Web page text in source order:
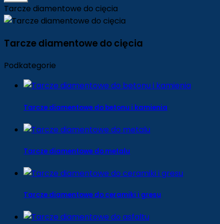
Tarcze diamentowe do cięcia
Tarcze diamentowe do cięcia
Podkategorie
Tarcze diamentowe do betonu i kamienia
Tarcze diamentowe do metalu
Tarcze diamentowe do ceramiki i gresu